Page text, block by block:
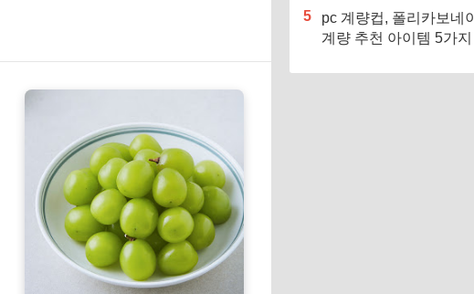
5
pc 계량컵, 폴리카보네
계량 추천 아이템 5가지